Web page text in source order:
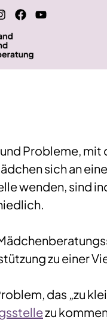
Probleme, mit
sich an eine
wenden, sind
zu einer
das „zu
zu